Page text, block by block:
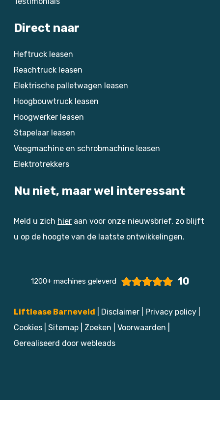
Direct naar
Heftruck leasen
Reachtruck leasen
Elektrische palletwagen leasen
Hoogbouwtruck leasen
Hoogwerker leasen
Stapelaar leasen
Veegmachine en schrobmachine leasen
Elektrotrekkers
Nu niet, maar wel interessant
Meld u zich hier aan voor onze nieuwsbrief, zo blijft
u op de hoogte van de laatste ontwikkelingen.
1200+ machines geleverd 10
Liftlease Barneveld Disclaimer Privacy policy
Cookies
Sitemap Zoeken Voorwaarden
Gerealiseerd door webleads